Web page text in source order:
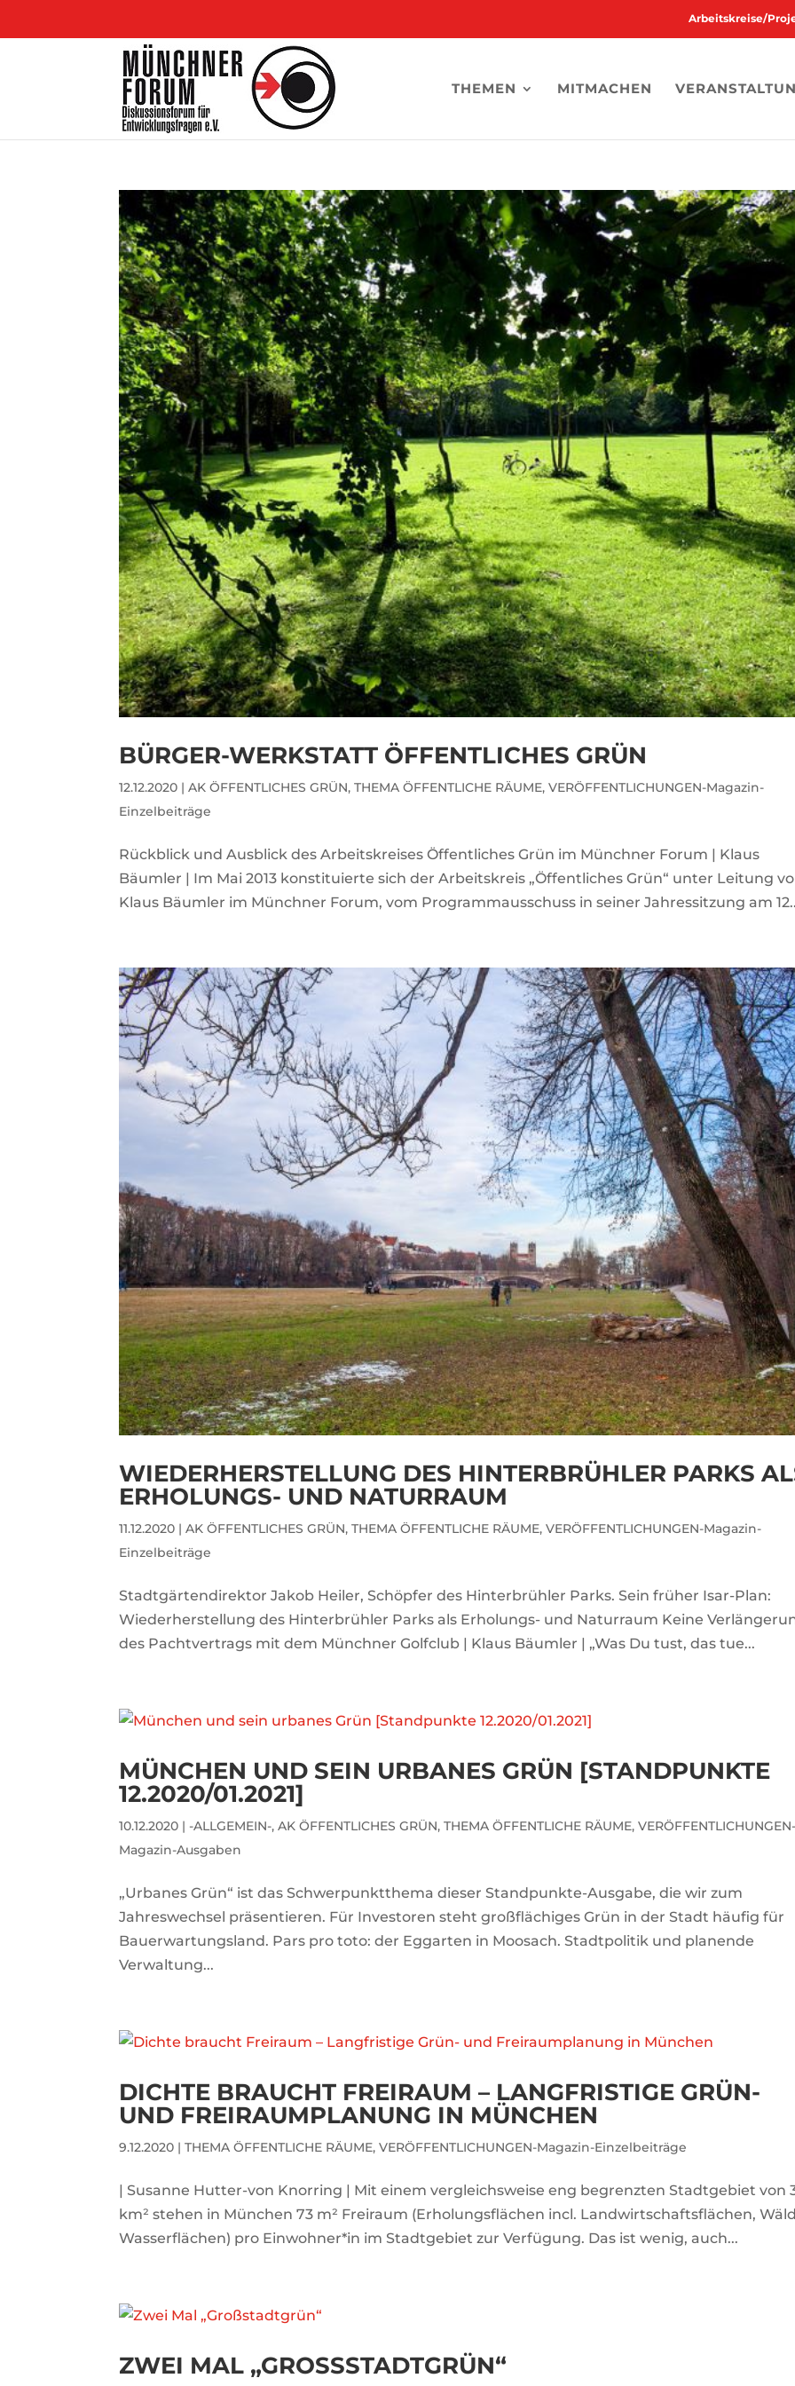
Arbeitskreise/
THEMEN MITMACHEN
BÜRGER-WERKSTATT ÖFFENTLICHES GRÜN
12.12.2020 |AK ÖFFENTLICHES GRÜN,THEMA ÖFFENTLICHE RÄUME,VERÖFFENTLICHUNGEN-Magazin-
Einzelbeiträge
Rückblick und Ausblick des Arbeitskreises Öffentliches Grün im Münchner Forum | Klaus
Bäumler | Im Mai 2013 konstituierte sich der Arbeitskreis „Öffentliches Grün“ unter Leitung
Klaus Bäumler im Münchner Forum, vom Programmausschuss in seiner Jahressitzung am
WIEDERHERSTELLUNG DES HINTERBRÜHLER PARKS
ERHOLUNGS- UND NATURRAUM
11.12.2020 |AK ÖFFENTLICHES GRÜN,THEMA ÖFFENTLICHE RÄUME,VERÖFFENTLICHUNGEN-Magazin-
Einzelbeiträge
Stadtgärtendirektor Jakob Heiler, Schöpfer des Hinterbrühler Parks. Sein früher Isar-Plan:
Wiederherstellung des Hinterbrühler Parks als Erholungs- und Naturraum Keine
des Pachtvertrags mit dem Münchner Golfclub | Klaus Bäumler | „Was Du tust, das tue...
MÜNCHEN UND SEIN URBANES GRÜN [STANDPUNKTE
12.2020/01.2021]
10.12.2020 | -ALLGEMEIN-,AK ÖFFENTLICHES GRÜN,THEMA ÖFFENTLICHE RÄUME,
Magazin-Ausgaben
„Urbanes Grün“ ist das Schwerpunktthema dieser Standpunkte-Ausgabe, die wir zum
Jahreswechsel präsentieren. Für Investoren steht großflächiges Grün in der Stadt häufig für
Bauerwartungsland. Pars pro toto: der Eggarten in Moosach. Stadtpolitik und planende
Verwaltung...
DICHTE BRAUCHT FREIRAUM – LANGFRISTIGE GRÜN-
UND FREIRAUMPLANUNG IN MÜNCHEN
9.12.2020 |THEMA ÖFFENTLICHE RÄUME,VERÖFFENTLICHUNGEN-Magazin-Einzelbeiträge
| Susanne Hutter-von Knorring | Mit einem vergleichsweise eng begrenzten Stadtgebiet von
km² stehen in München 73 m² Freiraum (Erholungsflächen incl. Landwirtschaftsflächen,
Wasserflächen) pro Einwohner*in im Stadtgebiet zur Verfügung. Das ist wenig, auch...
ZWEI MAL „GROSSSTADTGRÜN“